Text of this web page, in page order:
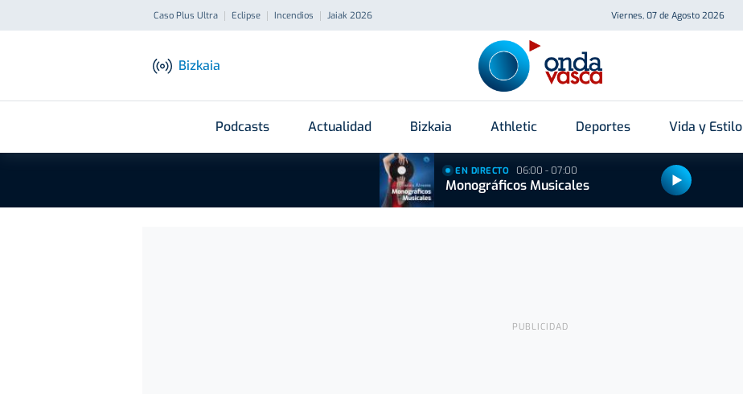
Caso Plus Ultra Eclipse Incendios Jaiak 2026 Viernes, 07 de Agosto 2026
Bizkaia
Podcasts Actualidad Bizkaia Athletic Deportes Vida y Estilo
EN DIRECTO 06:00 - 07:00
Monográficos Musicales